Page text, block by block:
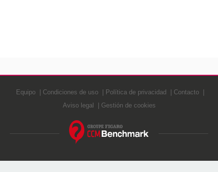
Equipo Condiciones de uso Política de privacidad
Contacto
Aviso legal
Gestión de cookies